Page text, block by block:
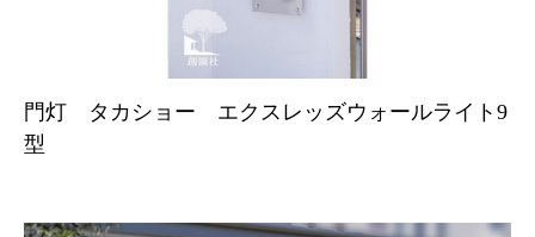
門灯 タカショー エクスレッズウォールライト9
型